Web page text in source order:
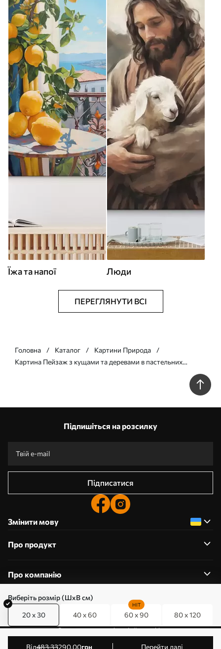
Виберіть розмір (ШхВ см)
20 x 30 40 x 60 60 x 90
HIT
80 x 120
від483.33290.00грн Перейти далі
Їжа та напої Люди
ПЕРЕГЛЯНУТИ ВСІ
Головна Каталог
Картини Природа
Картина Пейзаж з кущами та деревами в пастельних
Підпишіться на розсилку
Підписатися
Змінити мову
Про продукт
Про компанію
0800357223
Редагування дозволів на файли cookie
© 2011-2026 Art-holst. Усі права захищені. Власник: